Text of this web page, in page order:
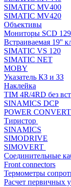
SIMATIC MV400
SIMATIC MV420
Объективы
Мониторы SCD
Встраиваемая 19''
SIMATIC VS 120
SIMATIC NET
MOBY
Указатель КЗ и ЗЗ
Наклейка
TIM 4R/4RD без
SINAMICS DCP
POWER
Тиристор
SINAMICS
SIMODRIVE
SIMOVERT
Соединительные
Front connectors
Термометры
Расчет первичных